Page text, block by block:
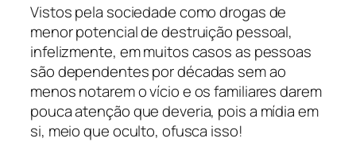
Vistos pela sociedade como drogas de
menor potencial de destruição pessoal,
infelizmente, em muitos casos as pessoas
são dependentes por décadas sem ao
menos notarem o vício e os familiares darem
pouca atenção que deveria, pois a mídia em
si, meio que oculto, ofusca isso!